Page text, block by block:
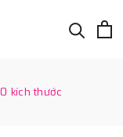
kích thước